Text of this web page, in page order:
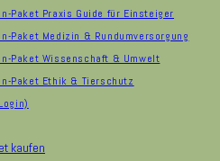
Paket Praxis Guide für Einsteiger
Paket Medizin & Rundumversorgung
Paket Wissenschaft & Umwelt
Paket Ethik & Tierschutz
kaufen